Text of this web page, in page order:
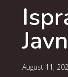
August 11,